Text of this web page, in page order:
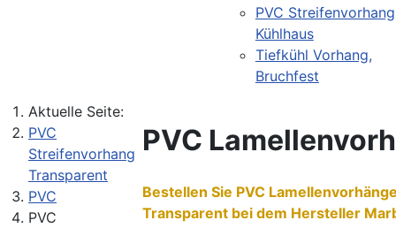
PVC Streifenvorhang
Kühlhaus
Tiefkühl Vorhang,
Bruchfest
Aktuelle Seite:
PVC
Streifenvorhang
Transparent
PVC
PVC
PVC
Bestellen Sie PVC
Transparent bei dem Hersteller